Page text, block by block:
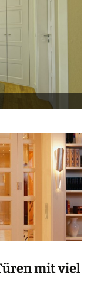
mit viel